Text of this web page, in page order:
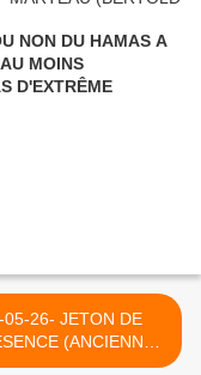
NON DU HAMAS A
MOINS
05-26- JETON DE
(ANCIENNE
DE VINGT FRANCS